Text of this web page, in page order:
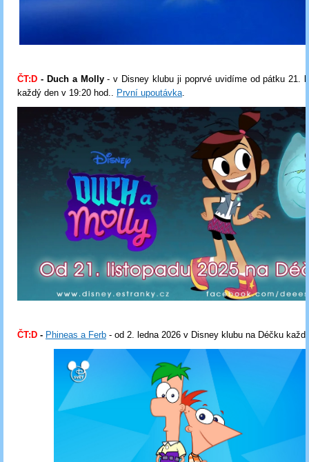
ČT:D - Duch a Molly- v Disney klubu ji poprvé uvidíme od pátku 21.
každý den v 19:20 hod.. První upoutávka.
ČT:D - Phineas a Ferb - od 2. ledna 2026 v Disney klubu na Déčku